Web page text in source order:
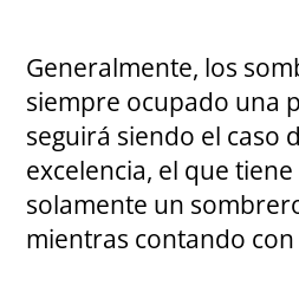
Generalmente, los
siempre ocupado una
seguirá siendo el caso
excelencia, el que
solamente un
mientras contando